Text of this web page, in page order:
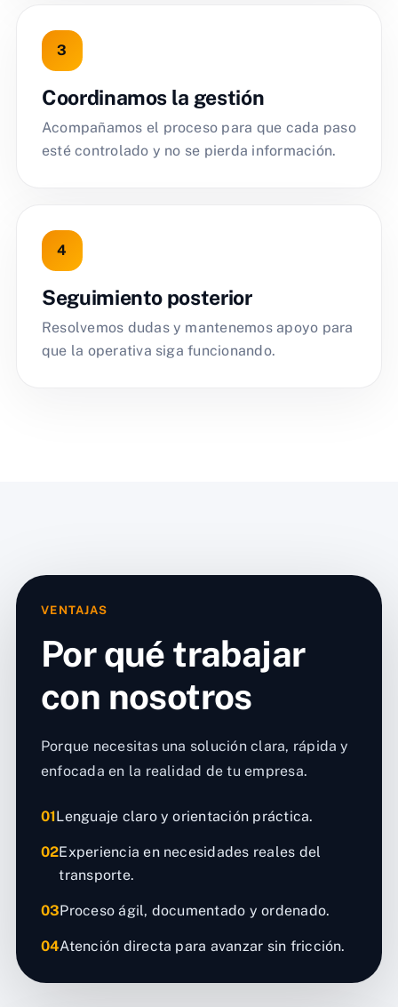
Coordinamos la gestión
Acompañamos el proceso para que cada paso
esté controlado y no se pierda información.
Seguimiento posterior
Resolvemos dudas y mantenemos apoyo para
que la operativa siga funcionando.
VENTAJAS
Por qué trabajar
con nosotros
Porque necesitas una solución clara, rápida y
enfocada en la realidad de tu empresa.
01Lenguaje claro y orientación práctica.
02Experiencia en necesidades reales del
transporte.
03Proceso ágil, documentado y ordenado.
04Atención directa para avanzar sin fricción.